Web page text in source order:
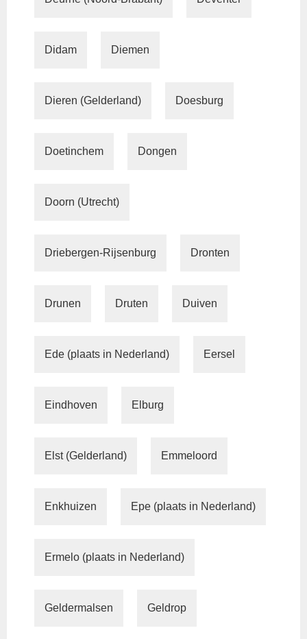
Didam Diemen
Dieren (Gelderland) Doesburg
Doetinchem Dongen
Doorn (Utrecht)
Driebergen-Rijsenburg Dronten
Drunen Druten Duiven
Ede (plaats in Nederland) Eersel
Eindhoven Elburg
Elst (Gelderland) Emmeloord
Enkhuizen Epe (plaats in Nederland)
Ermelo (plaats in Nederland)
Geldermalsen Geldrop